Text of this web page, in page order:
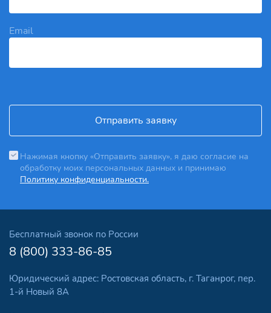
Email
Отправить заявку
Нажимая кнопку «Отправить заявку», я даю согласие на
обработку моих персональных данных и принимаю
Политику конфиденциальности.
Бесплатный звонок по России
8 (800) 333-86-85
Юридический адрес: Ростовская область, г. Таганрог, пер.
1-й Новый 8А